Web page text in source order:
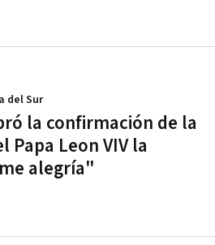
la confirmación de la
Papa Leon VIV la
alegría"
del Sur